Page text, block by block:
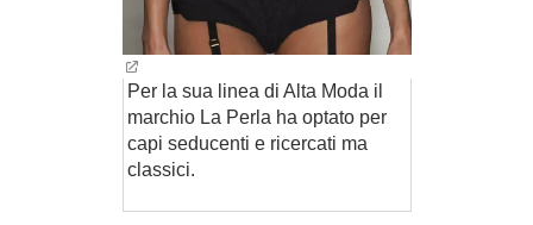
Per la sua linea di Alta Moda il
marchio La Perla ha optato per
capi seducenti e ricercati ma
classici.